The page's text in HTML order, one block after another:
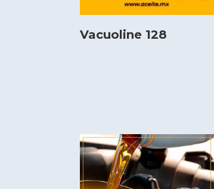
Vacuoline 128